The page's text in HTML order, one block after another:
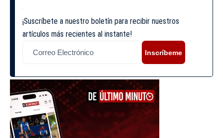
¡Suscríbete a nuestro boletín para recibir nuestros
artículos más recientes al instante!
Inscríbeme